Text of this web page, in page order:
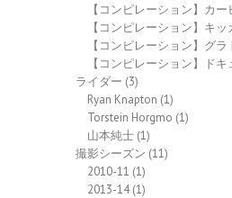
【コンピレーション】カ
【コンピレーション】キッ
【コンピレーション】グラ
【コンピレーション】ド
ライダー (3)
Ryan Knapton (1)
Torstein Horgmo (1)
山本純士 (1)
撮影シーズン (11)
2010-11 (1)
2013-14(1)